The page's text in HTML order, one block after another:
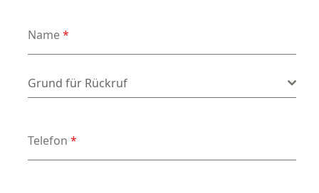
Name*
Grund für Rückruf
Telefon *